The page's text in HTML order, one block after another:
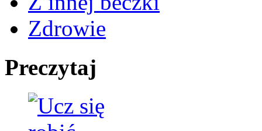
Zdrowie
Preczytaj